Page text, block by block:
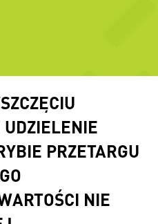
PRZETARGU
NIE